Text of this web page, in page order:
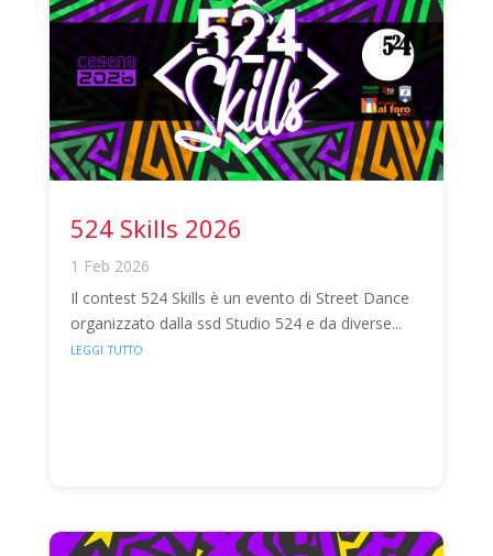
524 Skills 2026
1 Feb 2026
Il contest 524 Skills è un evento di Street Dance
organizzato dalla ssd Studio 524 e da diverse...
leggi tutto